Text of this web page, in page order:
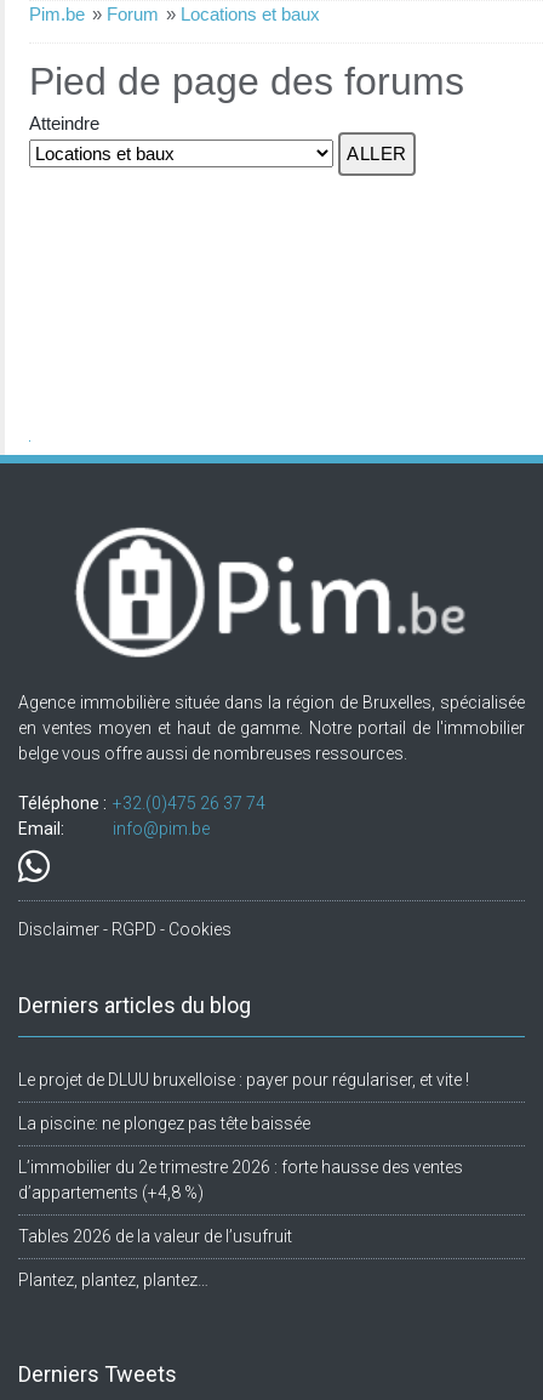
Pim.be » Forum » Locations et baux
Pied de page des forums
Atteindre
Agence immobilière située dans la région de Bruxelles, spécialisée
en ventes moyen et haut de gamme. Notre portail de l'immobilier
belge vous offre aussi de nombreuses ressources.
Téléphone : +32.(0)475 26 37 74
Email:
info@pim.be
Disclaimer - RGPD - Cookies
Derniers articles du blog
Le projet de DLUU bruxelloise : payer pour régulariser, et vite !
La piscine: ne plongez pas tête baissée
L’immobilier du 2e trimestre 2026 : forte hausse des ventes
d’appartements (+4,8 %)
Tables 2026 de la valeur de l’usufruit
Plantez, plantez, plantez…
Derniers Tweets